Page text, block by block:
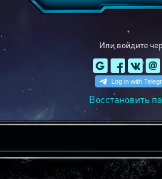
Или войдите
Восстановить